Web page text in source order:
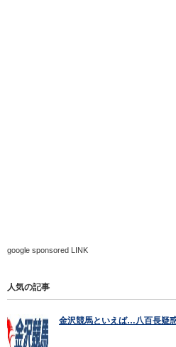
google sponsored LINK
人気の記事
金沢競馬といえば…八百長疑